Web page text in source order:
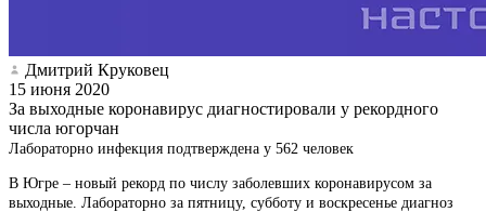
Дмитрий Круковец
15 июня 2020
За выходные коронавирус диагностировали у рекордного
числа югорчан
Лабораторно инфекция подтверждена у 562 человек
В Югре – новый рекорд по числу заболевших коронавирусом за
выходные. Лабораторно за пятницу, субботу и воскресенье диагноз